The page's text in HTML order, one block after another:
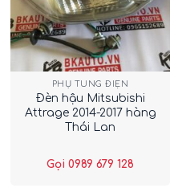
PHỤ TÙNG ĐIỆN
Đèn hậu Mitsubishi
Attrage 2014-2017 hàng
Thái Lan
Gọi 0989 679 128